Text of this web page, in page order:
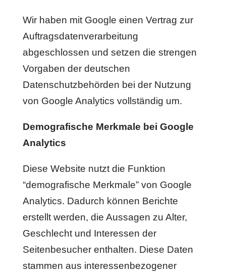
Wir haben mit Google einen Vertrag zur
Auftragsdatenverarbeitung
abgeschlossen und setzen die strengen
Vorgaben der deutschen
Datenschutzbehörden bei der Nutzung
von Google Analytics vollständig um.
Demografische Merkmale bei Google
Analytics
Diese Website nutzt die Funktion
“demografische Merkmale” von Google
Analytics. Dadurch können Berichte
erstellt werden, die Aussagen zu Alter,
Geschlecht und Interessen der
Seitenbesucher enthalten. Diese Daten
stammen aus interessenbezogener